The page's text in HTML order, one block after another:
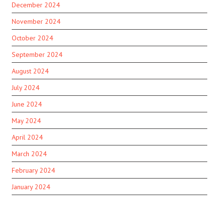
December 2024
November 2024
October 2024
September 2024
August 2024
July 2024
June 2024
May 2024
April 2024
March 2024
February 2024
January 2024